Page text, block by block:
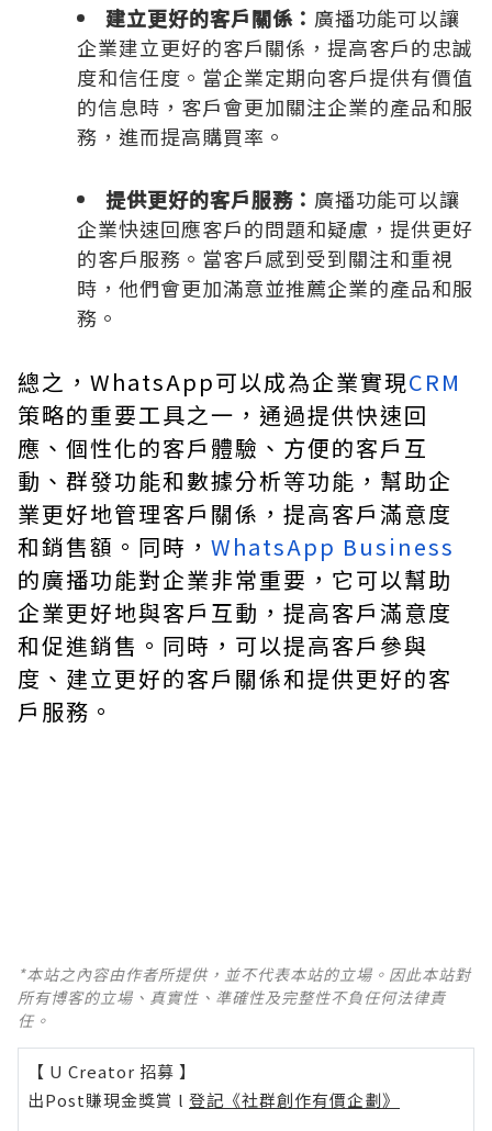
建立更好的客戶關係： 廣播功能可以讓
企業建立更好的客戶關係，提高客戶的忠誠
度和信任度。當企業定期向客戶提供有價值
的信息時，客戶會更加關注企業的產品和服
務，進而提高購買率。
提供更好的客戶服務： 廣播功能可以讓
企業快速回應客戶的問題和疑慮，提供更好
的客戶服務。當客戶感到受到關注和重視
時，他們會更加滿意並推薦企業的產品和服
務。
總之，WhatsApp可以成為企業實現CRM
策略的重要工具之一，通過提供快速回
應、個性化的客戶體驗、方便的客戶互
動、群發功能和數據分析等功能，幫助企
業更好地管理客戶關係，提高客戶滿意度
和銷售額。同時， WhatsApp Business
的廣播功能對企業非常重要，它可以幫助
企業更好地與客戶互動，提高客戶滿意度
和促進銷售。同時，可以提高客戶參與
度、建立更好的客戶關係和提供更好的客
戶服務。
*本站之內容由作者所提供，並不代表本站的立場。因此本站對
所有博客的立場、真實性、準確性及完整性不負任何法律責
任。
【 U Creator 招募 】
出Post賺現金獎賞 l 登記《社群創作有價企劃》